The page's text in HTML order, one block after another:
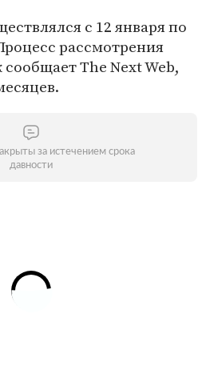
с 12 января по
рассмотрения
The Next Web,
за истечением срока
давности